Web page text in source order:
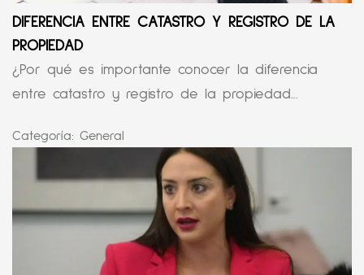
DIFERENCIA ENTRE CATASTRO Y REGISTRO DE LA
PROPIEDAD
¿Por qué es importante conocer la diferencia
entre catastro y registro de la propiedad...
Categoría: General